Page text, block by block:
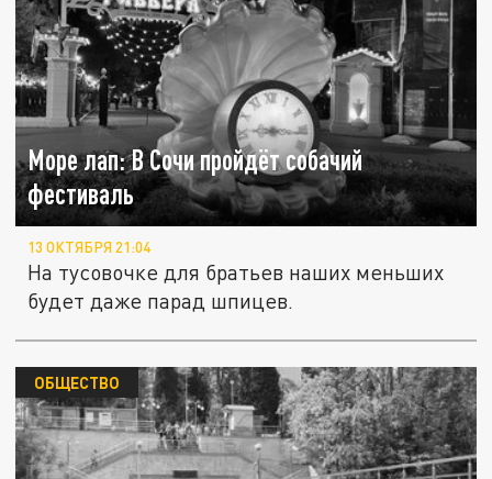
Море лап: В Сочи пройдёт собачий
фестиваль
13 ОКТЯБРЯ 21:04
На тусовочке для братьев наших меньших
будет даже парад шпицев.
ОБЩЕСТВО